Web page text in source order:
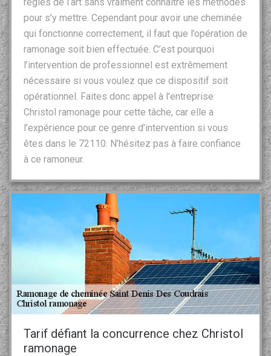
pour s’y mettre. Cependant pour avoir une cheminée
qui fonctionne correctement, il faut que l’opération de
ramonage soit bien effectuée. C’est pourquoi
l’intervention de professionnel est extrêmement
nécessaire si vous voulez que ce dispositif soit
opérationnel. Faites donc appel à l’entreprise
Christol ramonage pour cette tâche, car elle a
l’expérience pour ce genre d’intervention si vous
êtes dans le 72110. N’hésitez pas à faire confiance
à ce ramoneur.
Tarif défiant la concurrence chez Christol
ramonage